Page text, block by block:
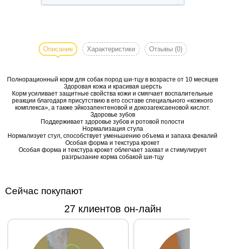
пород ши-тцу в
возрасте от 10
Размеры
упаковки: 0,5 кг,
1.5 кг, 7.5 кг.
Описание Характеристики Отзывы (0)
Полнорационный корм для собак пород ши-тцу в возрасте от 10 месяцев
Здоровая кожа и красивая шерсть
Корм усиливает защитные свойства кожи и смягчает воспалительные
реакции благодаря присутствию в его составе специального «кожного
комплекса», а также эйкозапентеновой и докозагексаеновой кислот.
Здоровье зубов
Поддерживает здоровье зубов и ротовой полости
Нормализация стула
Нормализует стул, способствует уменьшению объема и запаха фекалий
Особая форма и текстура крокет
Особая форма и текстура крокет облегчает захват и стимулирует
разгрызание корма собакой ши-тцу
Сейчас покупают
27 клиентов он-лайн